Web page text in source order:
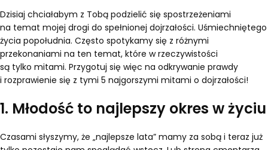
Dzisiaj chciałabym z Tobą podzielić się spostrzeżeniami
na temat mojej drogi do spełnionej dojrzałości. Uśmiechniętego
życia popołudnia. Często spotykamy się z różnymi
przekonaniami na ten temat, które w rzeczywistości
są tylko mitami. Przygotuj się więc na odkrywanie prawdy
i rozprawienie się z tymi 5 najgorszymi mitami o dojrzałości!
1. Młodość to najlepszy okres w życiu
Czasami słyszymy, że „najlepsze lata” mamy za sobą i teraz już